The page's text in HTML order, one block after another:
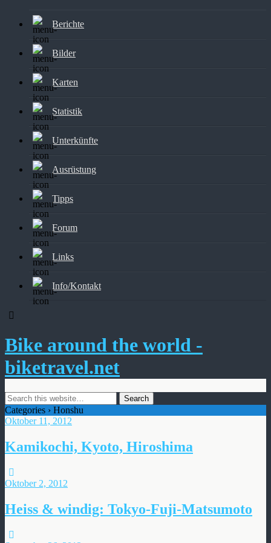
Berichte
Bilder
Karten
Statistik
Unterkünfte
Ausrüstung
Tipps
Forum
Links
Info/Kontakt
Bike around the world -
biketravel.net
Categories › Honshu
Oktober 11, 2012
Kamikochi, Kyoto, Hiroshima
Oktober 2, 2012
Heiss & windig: Tokyo-Fuji-Matsumoto